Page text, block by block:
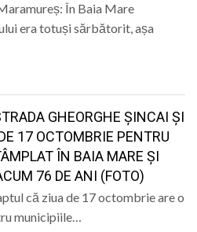
În Baia Mare
era totuși sărbătorit, așa
GHEORGHE ȘINCAI ȘI
17 OCTOMBRIE PENTRU
ÎN BAIA MARE ȘI
76 DE ANI (FOTO)
că ziua de 17 octombrie are o
municipiile…